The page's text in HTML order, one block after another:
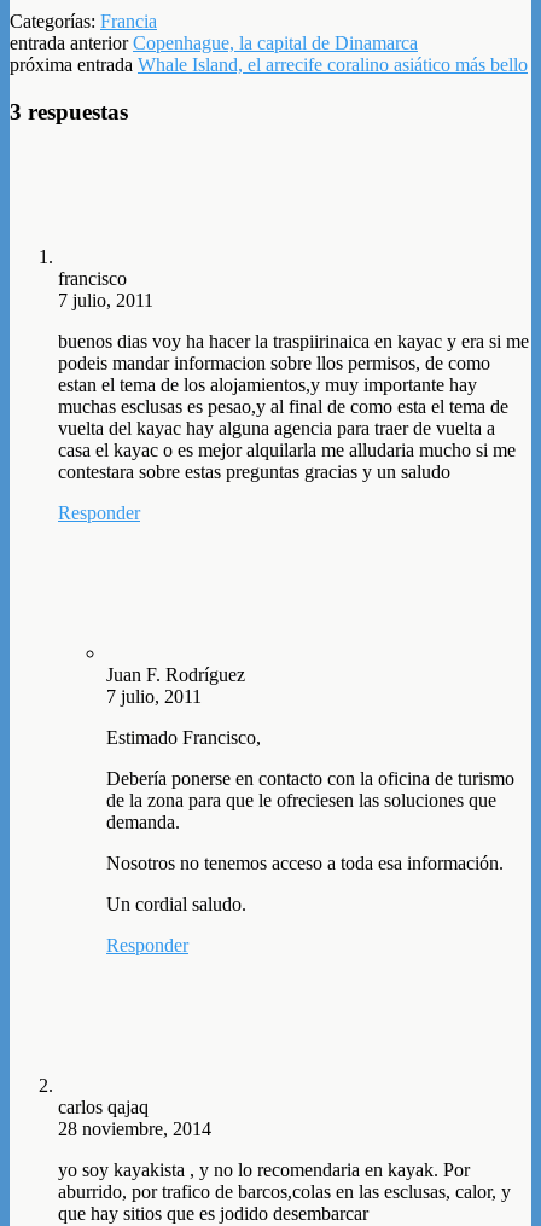
Categorías: Francia
entrada anteriorCopenhague, la capital de Dinamarca
próxima entrada Whale Island, el arrecife coralino asiático más bello
3 respuestas
francisco
7 julio, 2011
buenos dias voy ha hacer la traspiirinaica en kayac y era si me
podeis mandar informacion sobre llos permisos, de como
estan el tema de los alojamientos,y muy importante hay
muchas esclusas es pesao,y al final de como esta el tema de
vuelta del kayac hay alguna agencia para traer de vuelta a
casa el kayac o es mejor alquilarla me alludaria mucho si me
contestara sobre estas preguntas gracias y un saludo
Responder
Juan F. Rodríguez
7 julio, 2011
Estimado Francisco,
Debería ponerse en contacto con la oficina de turismo
de la zona para que le ofreciesen las soluciones que
demanda.
Nosotros no tenemos acceso a toda esa información.
Un cordial saludo.
Responder
carlos qajaq
28 noviembre, 2014
yo soy kayakista , y no lo recomendaria en kayak. Por
aburrido, por trafico de barcos,colas en las esclusas, calor, y
que hay sitios que es jodido desembarcar